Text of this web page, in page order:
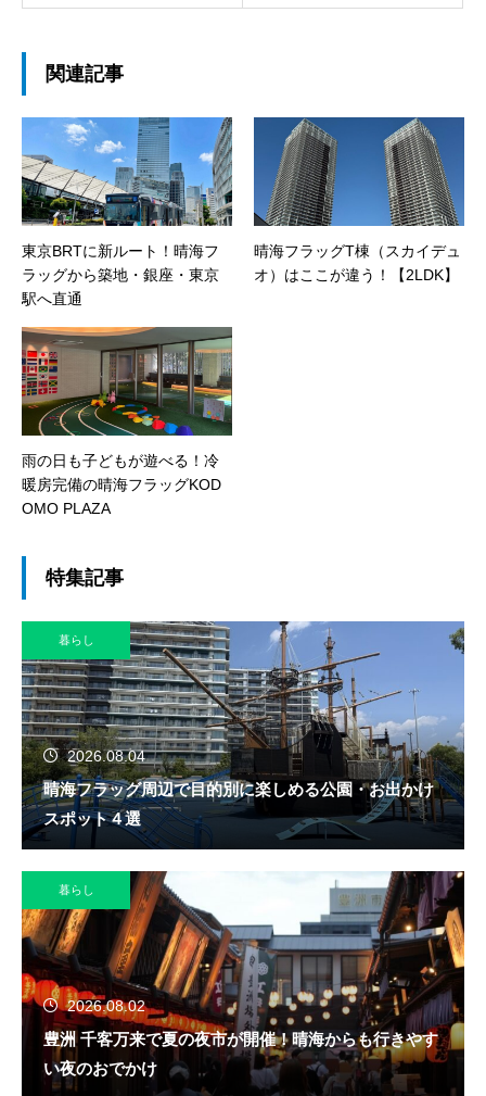
関連記事
東京BRTに新ルート！晴海フ
ラッグから築地・銀座・東京
駅へ直通
晴海フラッグT棟（スカイデュ
オ）はここが違う！【2LDK】
雨の日も子どもが遊べる！冷
暖房完備の晴海フラッグKOD
OMO PLAZA
特集記事
暮らし
2026.08.04
晴海フラッグ周辺で目的別に楽しめる公園・お出かけ
スポット４選
暮らし
2026.08.02
豊洲 千客万来で夏の夜市が開催！晴海からも行きやす
い夜のおでかけ